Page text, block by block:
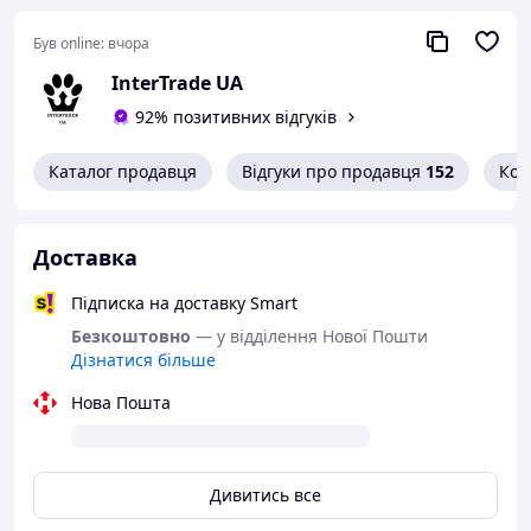
-Колір: Ranger Green (Олива)
-Рівень захисту NIJ IIIA (NATO)
-Матеріа ПЄ
-Вага: ~1.45 кг
-Регулювання розміру за допомогою коліщатка
BOA
-Аксесуари можуть бути встановлені на рейковій
системі
-Сертифікат в наявності
Активні навушники Walker's Razor
Був online: вчора
InterTrade UA
92% позитивних відгуків
Каталог продавця Відгуки про продавця 152
Доставка
Підписка на доставку Smart
Безкоштовно — у відділення Нової Пошти
Дізнатися більше
Нова Пошта
Дивитись все